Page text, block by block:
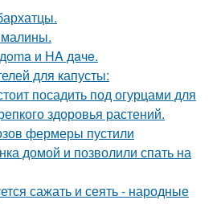
малины.
и HA дaчe.
для капусты:
посадить под огурцами для
здоровья растений.
фермеры пустили
домой и позволили спать на
сажать и сеять - народные